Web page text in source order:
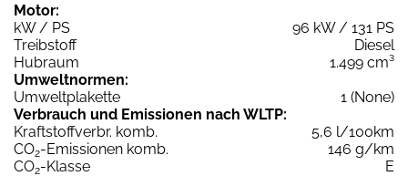
Motor:
kW / PS
96 kW / 131 PS
Treibstoff
Diesel
Hubraum
1.499 cm³
Umweltnormen:
Umweltplakette
1 (None)
Verbrauch und Emissionen nach WLTP:
Kraftstoffverbr. komb.
5,6 l/100km
CO2-Emissionen komb.
146 g/km
CO2-Klasse
E